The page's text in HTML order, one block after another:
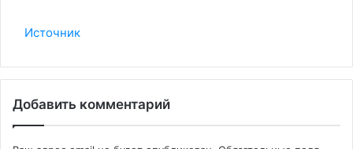
Источник
Добавить комментарий